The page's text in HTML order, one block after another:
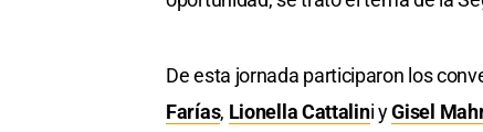
De esta jornada participaron los
Farías, Lionella Cattalini yGisel